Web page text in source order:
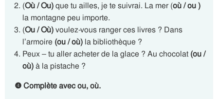
(Où / Ou)que tu ailles, je te suivrai. La mer (où / ou )
la montagne peu importe.
(Ou / Où)voulez-vous ranger ces livres ? Dans
l’armoire (ou / où) la bibliothèque ?
Peux – tu aller acheter de la glace ? Au chocolat (ou /
où)à la pistache ?
❹Complète avec ou, où.